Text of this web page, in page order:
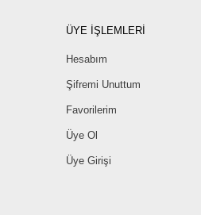
ÜYE İŞLEMLERİ
Hesabım
Şifremi Unuttum
Favorilerim
Üye Ol
Üye Girişi